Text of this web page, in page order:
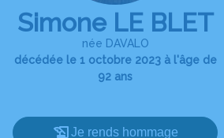
Simone LE BLET
née DAVALO
décédée le 1 octobre 2023 à l'âge de
92 ans
Je rends hommage